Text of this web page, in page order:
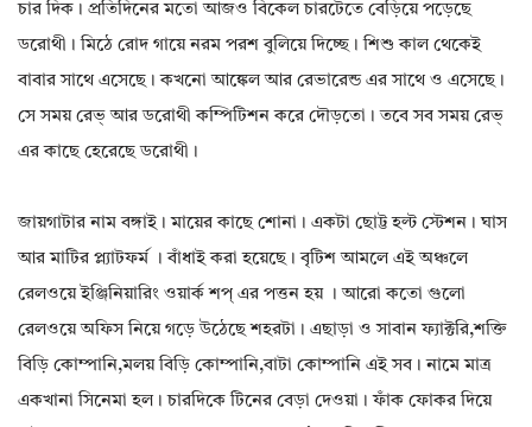
চার দিক। প্রতিদিনের মতো আজও বিকেল চারটেতে বেড়িয়ে পড়েছে
ডরোথী। মিঠে রোদ গায়ে নরম পরশ বুলিয়ে দিচ্ছে। শিশু কাল থেকেই
বাবার সাথে এসেছে। কখনো আঙ্কেল আর রেভারেন্ড এর সাথে ও এসেছে।
সে সময় রেভ্ আর ডরোথী কম্পিটিশন করে দৌড়তো। তবে সব সময় রেভ্
এর কাছে হেরেছে ডরোথী।
জায়গাটার নাম বঙ্গাই। মায়ের কাছে শোনা। একটা ছোট্ট হল্ট স্টেশন। ঘাস
আর মাটির প্ল্যাটফর্ম । বাঁধাই করা হয়েছে। বৃটিশ আমলে এই অঞ্চলে
রেলওয়ে ইঞ্জিনিয়ারিং ওয়ার্ক শপ্ এর পত্তন হয় । আরো কতো গুলো
রেলওয়ে অফিস নিয়ে গড়ে উঠেছে শহরটা। এছাড়া ও সাবান ফ্যাক্টরি,শক্তি
বিড়ি কোম্পানি,মলয় বিড়ি কোম্পানি,বাটা কোম্পানি এই সব। নামে মাত্র
একখানা সিনেমা হল। চারদিকে টিনের বেড়া দেওয়া। ফাঁক ফোকর দিয়ে